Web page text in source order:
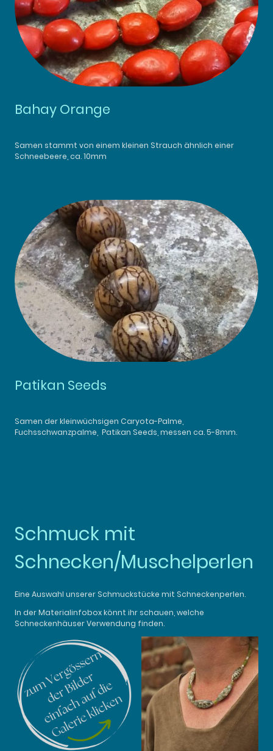
Bahay Orange
Samen stammt von einem kleinen Strauch ähnlich einer
Schneebeere, ca. 10mm
Patikan Seeds
Samen der kleinwüchsigen Caryota-Palme,
Fuchsschwanzpalme, Patikan Seeds, messen ca. 5-8mm.
Schmuck mit
Schnecken/Muschelperlen
Eine Auswahl unserer Schmuckstücke mit Schneckenperlen.
In der Materialinfobox könnt ihr schauen, welche
Schneckenhäuser Verwendung finden.